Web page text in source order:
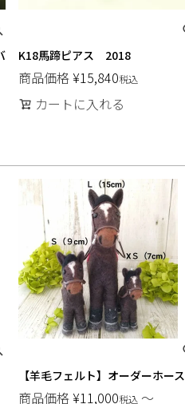
K18馬蹄ピアス 2018
商品価格 ¥15,840税込
カートに入れる
【羊毛フェルト】オーダーホース
商品価格 ¥11,000税込 〜